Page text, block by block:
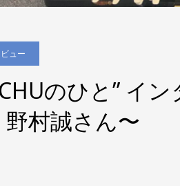
ュー
のひと” イ
野村誠さん〜